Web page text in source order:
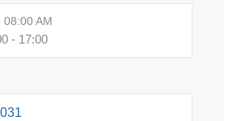
08:00 AM
- 17:00